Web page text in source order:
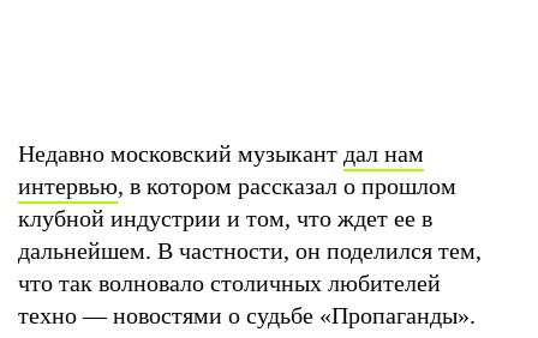
Недавно московский музыкант дал нам
интервью, в котором рассказал о прошлом
клубной индустрии и том, что ждет ее в
дальнейшем. В частности, он поделился тем,
что так волновало столичных любителей
техно — новостями о судьбе «Пропаганды».